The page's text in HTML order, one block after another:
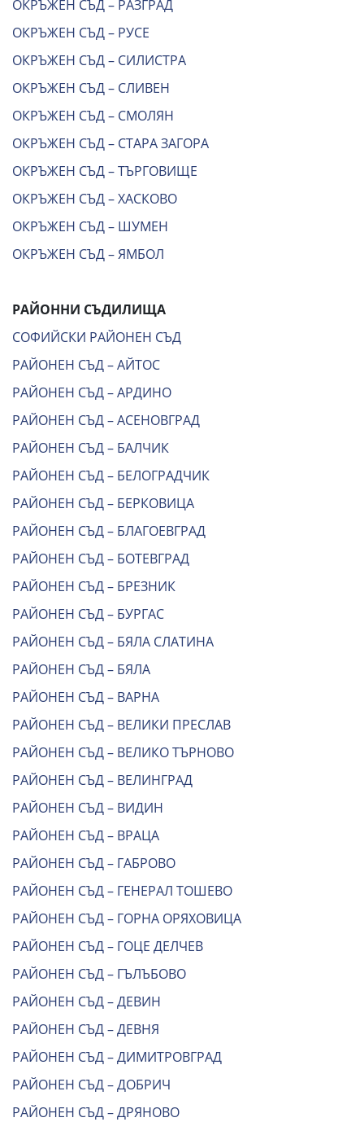
ОКРЪЖЕН СЪД – РАЗГРАД
ОКРЪЖЕН СЪД – РУСЕ
ОКРЪЖЕН СЪД – СИЛИСТРА
ОКРЪЖЕН СЪД – СЛИВЕН
ОКРЪЖЕН СЪД – СМОЛЯН
ОКРЪЖЕН СЪД – СТАРА ЗАГОРА
ОКРЪЖЕН СЪД – ТЪРГОВИЩЕ
ОКРЪЖЕН СЪД – ХАСКОВО
ОКРЪЖЕН СЪД – ШУМЕН
ОКРЪЖЕН СЪД – ЯМБОЛ
РАЙОННИ СЪДИЛИЩА
СОФИЙСКИ РАЙОНЕН СЪД
РАЙОНЕН СЪД – АЙТОС
РАЙОНЕН СЪД – АРДИНО
РАЙОНЕН СЪД – АСЕНОВГРАД
РАЙОНЕН СЪД – БАЛЧИК
РАЙОНЕН СЪД – БЕЛОГРАДЧИК
РАЙОНЕН СЪД – БЕРКОВИЦА
РАЙОНЕН СЪД – БЛАГОЕВГРАД
РАЙОНЕН СЪД – БОТЕВГРАД
РАЙОНЕН СЪД – БРЕЗНИК
РАЙОНЕН СЪД – БУРГАС
РАЙОНЕН СЪД – БЯЛА СЛАТИНА
РАЙОНЕН СЪД – БЯЛА
РАЙОНЕН СЪД – ВАРНА
РАЙОНЕН СЪД – ВЕЛИКИ ПРЕСЛАВ
РАЙОНЕН СЪД – ВЕЛИКО ТЪРНОВО
РАЙОНЕН СЪД – ВЕЛИНГРАД
РАЙОНЕН СЪД – ВИДИН
РАЙОНЕН СЪД – ВРАЦА
РАЙОНЕН СЪД – ГАБРОВО
РАЙОНЕН СЪД – ГЕНЕРАЛ ТОШЕВО
РАЙОНЕН СЪД – ГОРНА ОРЯХОВИЦА
РАЙОНЕН СЪД – ГОЦЕ ДЕЛЧЕВ
РАЙОНЕН СЪД – ГЪЛЪБОВО
РАЙОНЕН СЪД – ДЕВИН
РАЙОНЕН СЪД – ДЕВНЯ
РАЙОНЕН СЪД – ДИМИТРОВГРАД
РАЙОНЕН СЪД – ДОБРИЧ
РАЙОНЕН СЪД – ДРЯНОВО